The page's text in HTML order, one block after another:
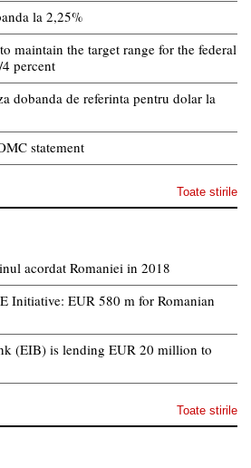
la 2,25%
maintain the target range for the federal
percent
dobanda de referinta pentru dolar la
statement
Toate stirile
acordat Romaniei in 2018
Initiative: EUR 580 m for Romanian
(EIB) is lending EUR 20 million to
Toate stirile